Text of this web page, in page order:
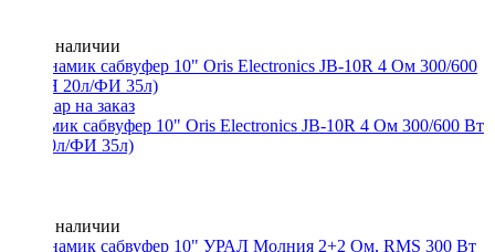
Нет в наличии
Динамик сабвуфер 10" Oris Electronics JB-10R 4 Ом 300/600 Вт
(ЗЯ 20л/ФИ 35л)
Нет в наличии